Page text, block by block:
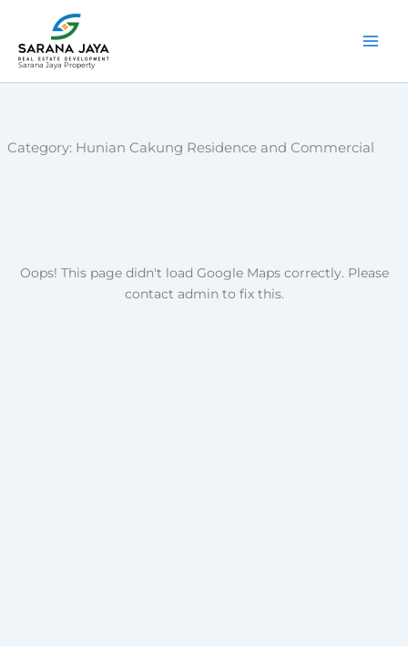
konten
Sarana Jaya Property
Category: Hunian Cakung Residence and Commercial
Oops! This page didn't load Google Maps correctly. Please
contact admin to fix this.